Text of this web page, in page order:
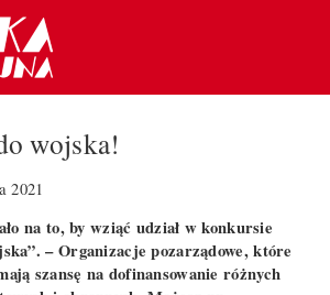
wojska!
2021
na to, by wziąć udział w konkursie
– Organizacje pozarządowe, które
szansę na dofinansowanie różnych